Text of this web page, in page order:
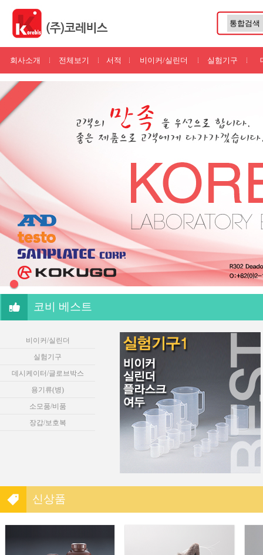
회사소개 전체보기 서적 비이커/실린더 실험기구
코비 베스트
비이커/실린더
실험기구
데시케이터/글로브박스
용기류(병)
소모품/비품
장갑/보호복
신상품